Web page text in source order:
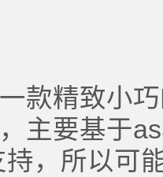
款精致小
主要基于
，所以可